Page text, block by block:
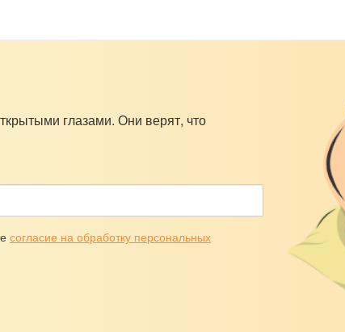
глазами. Они верят, что
согласие на обработку персональных